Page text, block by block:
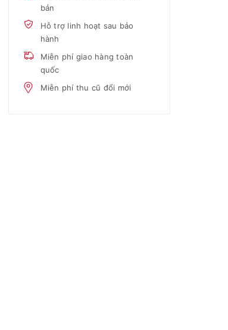
bản
Hỗ trợ linh hoạt sau bảo
hành
Miễn phí giao hàng toàn
quốc
Miễn phí thu cũ đổi mới